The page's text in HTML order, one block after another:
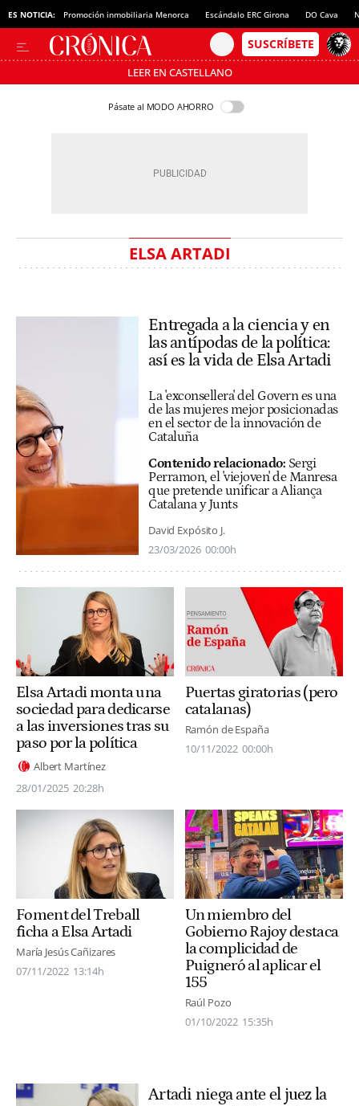
ES NOTICIA: Promoción inmobiliaria Menorca Escándalo ERC Girona DO Cava
LEER EN CASTELLANO
Pásate al MODO AHORRO
ELSA ARTADI
Entregada a la ciencia y en
las antípodas de la política:
así es la vida de Elsa Artadi
La 'exconsellera' del Govern es una
de las mujeres mejor posicionadas
en el sector de la innovación de
Cataluña
Contenido relacionado: Sergi
Perramon, el 'viejoven' de Manresa
que pretende unificar a Aliança
Catalana y Junts
David Expósito J.
23/03/2026 00:00h
Elsa Artadi monta una
sociedad para dedicarse
a las inversiones tras su
paso por la política
Albert Martínez
28/01/2025 20:28h
Puertas giratorias (pero
catalanas)
Ramón de España
10/11/2022 00:00h
Foment del Treball
ficha a Elsa Artadi
María Jesús Cañizares
07/11/2022 13:14h
Un miembro del
Gobierno Rajoy destaca
la complicidad de
Puigneró al aplicar el
155
Raúl Pozo
01/10/2022 15:35h
Artadi niega ante el juez la